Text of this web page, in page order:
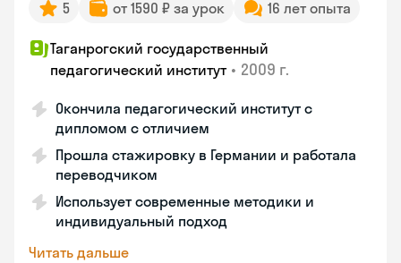
5 от 1590 ₽ за урок 16 лет опыта
Таганрогский государственный
педагогический институт • 2009 г.
Окончила педагогический институт с
дипломом с отличием
Прошла стажировку в Германии и работала
переводчиком
Использует современные методики и
индивидуальный подход
Читать дальше